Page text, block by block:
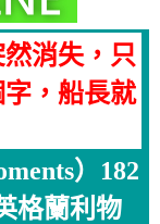
消失，只
，船長就
）182
格蘭利物